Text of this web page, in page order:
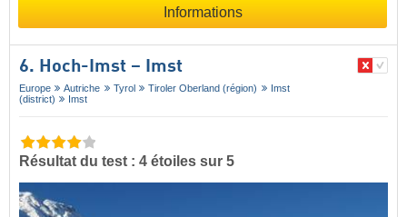
Informations
6. Hoch-Imst – Imst
Europe Autriche Tyrol Tiroler Oberland (région)
Imst
(district)
Imst
Résultat du test : 4 étoiles sur 5